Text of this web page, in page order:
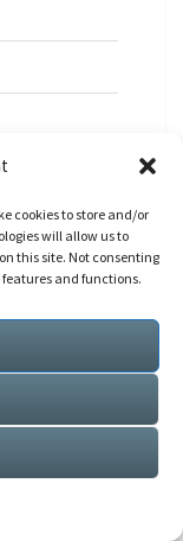
cookies to store and/or
will allow us to
this site. Not consenting
and functions.